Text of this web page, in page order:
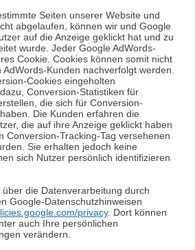
Seiten unserer Website und
abgelaufen, können wir und Google
auf die Anzeige geklickt hat und zu
wurde. Jeder Google AdWords-
Cookie. Cookies können somit nicht
AdWords-Kunden nachverfolgt werden.
-Cookies eingeholten
Conversion-Statistiken für
die sich für Conversion-
Die Kunden erfahren die
die auf ihre Anzeige geklickt haben
Conversion-Tracking-Tag versehenen
Sie erhalten jedoch keine
sich Nutzer persönlich identifizieren
die Datenverarbeitung durch
Google-Datenschutzhinweisen
privacy. Dort können
auch Ihre persönlichen
verändern.